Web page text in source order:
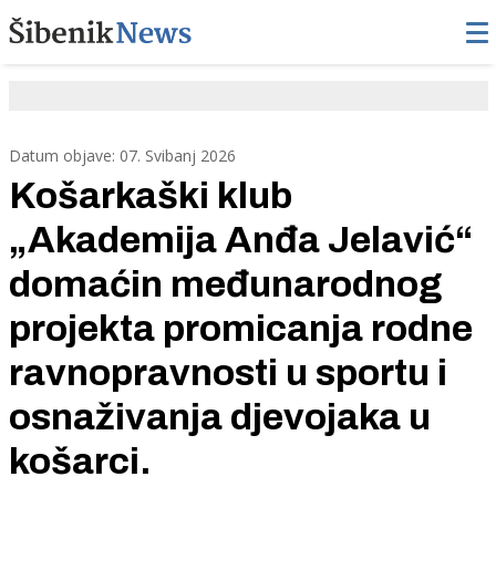
Datum objave: 07. Svibanj 2026
Košarkaški klub
„Akademija Anđa Jelavić“
domaćin međunarodnog
projekta promicanja rodne
ravnopravnosti u sportu i
osnaživanja djevojaka u
košarci.